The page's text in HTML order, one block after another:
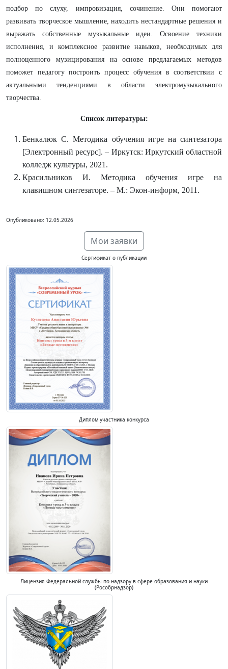
подбор по слуху, импровизация, сочинение. Они помогают
развивать творческое мышление, находить нестандартные решения и
выражать собственные музыкальные идеи. Освоение техники
исполнения, и комплексное развитие навыков, необходимых для
полноценного музицирования на основе предлагаемых методов
поможет педагогу построить процесс обучения в соответствии с
актуальными тенденциями в области электромузыкального
творчества.
Список литературы:
Бенкалюк С. Методика обучения игре на синтезатора
[Электронный ресурс]. – Иркутск: Иркутский областной
колледж культуры, 2021.
Красильников И. Методика обучения игре на
клавишном синтезаторе. – М.: Экон-информ, 2011.
Опубликовано: 12.05.2026
Мои заявки
Сертификат о публикации
Диплом участника конкурса
Лицензия Федеральной службы по надзору в сфере образования и науки
(Рособрнадзор)